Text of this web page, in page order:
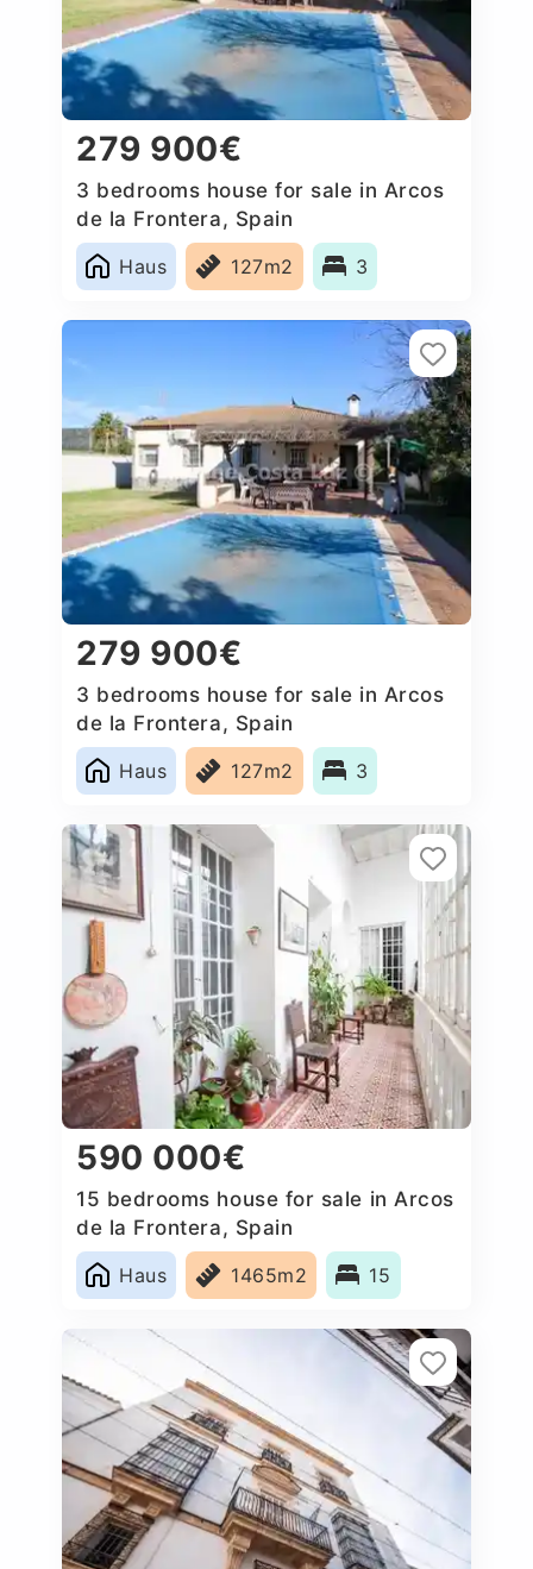
279 900€
3 bedrooms house for sale in Arcos
de la Frontera, Spain
Haus
127m2 3
279 900€
3 bedrooms house for sale in Arcos
de la Frontera, Spain
Haus
127m2 3
590 000€
15 bedrooms house for sale in Arcos
de la Frontera, Spain
Haus
1465m2 15